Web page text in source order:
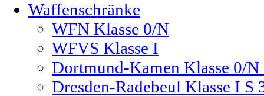
Waffenschränke
WFN Klasse 0/N
WFVS Klasse I
Dortmund-Kamen Klasse 0/N
Dresden-Radebeul Klasse I S